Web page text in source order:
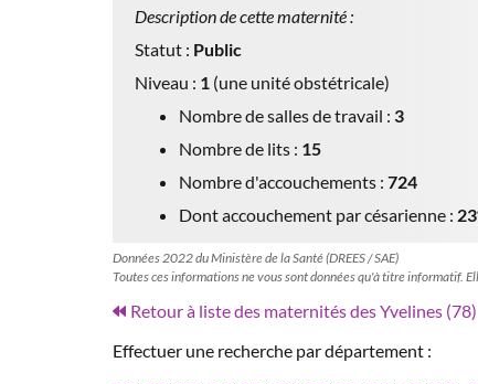
Description de cette maternité :
Statut : Public
Niveau : 1 (une unité obstétricale)
Nombre de salles de travail : 3
Nombre de lits : 15
Nombre d'accouchements : 724
Dont accouchement par césarienne :
Données 2022 du Ministère de la Santé (DREES / SAE)
Toutes ces informations ne vous sont données qu'à titre informatif.
Retour à liste des maternités des Yvelines (78)
Effectuer une recherche par département :